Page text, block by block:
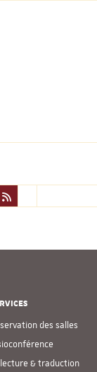
des salles
& traduction